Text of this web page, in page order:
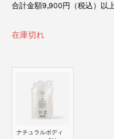
合計金額9,900円（税込）以
在庫切れ
ナチュラルボディ